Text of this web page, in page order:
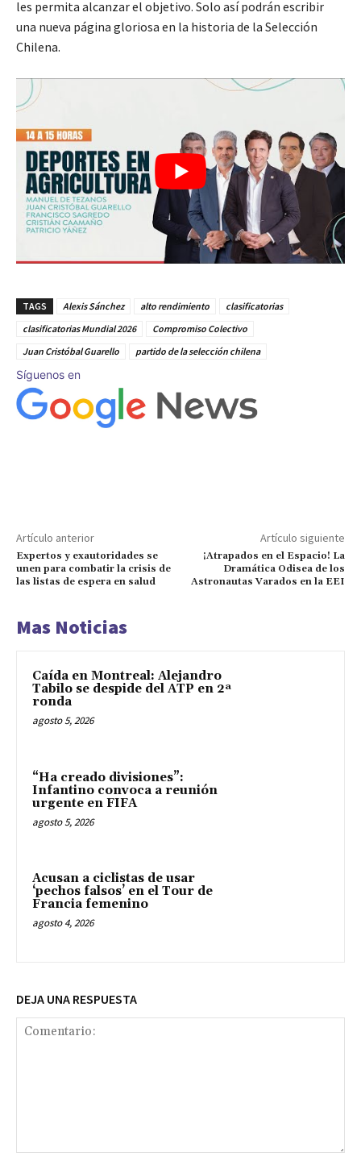
les permita alcanzar el objetivo. Solo así podrán escribir
una nueva página gloriosa en la historia de la Selección
Chilena.
TAGS Alexis Sánchez alto rendimiento
clasificatorias
clasificatorias Mundial 2026
Compromiso Colectivo
Juan Cristóbal Guarello
partido de la selección chilena
Síguenos en
Artículo anterior
Expertos y exautoridades se
unen para combatir la crisis de
las listas de espera en salud
Artículo siguiente
¡Atrapados en el Espacio! La
Dramática Odisea de los
Astronautas Varados en la EEI
Mas Noticias
Caída en Montreal: Alejandro
Tabilo se despide del ATP en 2ª
ronda
agosto 5, 2026
“Ha creado divisiones”:
Infantino convoca a reunión
urgente en FIFA
agosto 5, 2026
Acusan a ciclistas de usar
‘pechos falsos’ en el Tour de
Francia femenino
agosto 4, 2026
DEJA UNA RESPUESTA